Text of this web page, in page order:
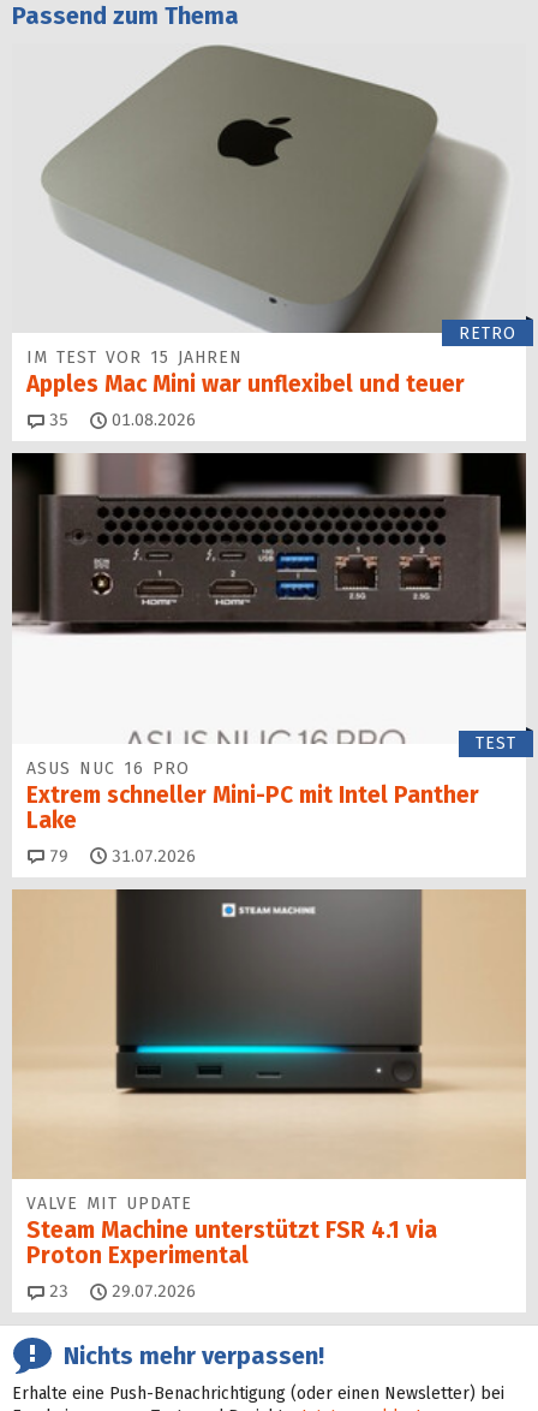
Passend zum Thema
RETRO
IM TEST VOR 15 JAHREN
Apples Mac Mini war unflexibel und teuer
35 Kommentare
01.08.2026
TEST
ASUS NUC 16 PRO
Extrem schneller Mini-PC mit Intel Panther
Lake
79 Kommentare
31.07.2026
VALVE MIT UPDATE
Steam Machine unterstützt FSR 4.1 via
Proton Experimental
23 Kommentare
29.07.2026
Nichts mehr verpassen!
Erhalte eine Push-Benachrichtigung (oder einen Newsletter) bei